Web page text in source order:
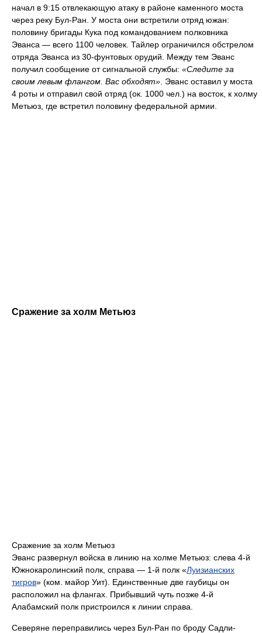
начал в 9:15 отвлекающую атаку в районе каменного моста
через реку Бул-Ран. У моста они встретили отряд южан:
половину бригады Кука под командованием полковника
Эванса — всего 1100 человек. Тайлер ограничился обстрелом
отряда Эванса из 30-фунтовых орудий. Между тем Эванс
получил сообщение от сигнальной службы: «Следите за
своим левым флангом. Вас обходят» . Эванс оставил у моста
4 роты и отправил свой отряд (ок. 1000 чел.) на восток, к холму
Метьюз, где встретил половину федеральной армии.
Сражение за холм Метьюз
Сражение за холм Метьюз
Эванс развернул войска в линию на холме Метьюз: слева 4-й
Южнокаролинский полк, справа — 1-й полк «Луизианских
тигров» (ком. майор Уит). Единственные две гаубицы он
расположил на флангах. Прибывший чуть позже 4-й
Алабамский полк пристроился к линии справа.
Северяне переправились через Бул-Ран по броду Садли-